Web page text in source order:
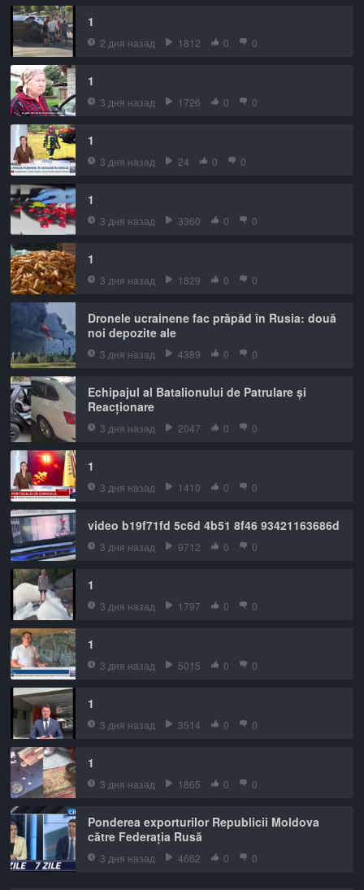
1
2 дня назад 1812 0 0
1
3 дня назад 1726 0 0
1
3 дня назад 24 0 0
1
3 дня назад 3360 0 0
1
3 дня назад 1829 0 0
Dronele ucrainene fac prăpăd în Rusia: două
noi depozite ale
3 дня назад 4389 0 0
Echipajul al Batalionului de Patrulare și
Reacționare
3 дня назад 2047 0 0
1
3 дня назад 1410 0 0
video b19f71fd 5c6d 4b51 8f46 93421163686d
3 дня назад 9712 0 0
1
3 дня назад 1797 0 0
1
3 дня назад 5015 0 0
1
3 дня назад 3514 0 0
1
3 дня назад 1865 0 0
Ponderea exporturilor Republicii Moldova
către Federația Rusă
3 дня назад 4662 0 0